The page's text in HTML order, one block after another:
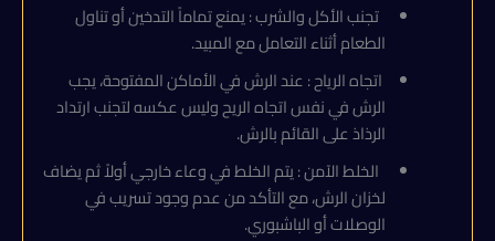
تجنب الأكل والشرب : يمنع تماماً التدخين أو تناول
الطعام أثناء التعامل مع المبيد.
اتجاه الرياح : عند الرش في الأماكن المفتوحة، يجب
الرش في نفس اتجاه الريح وليس عكسه لتجنب ارتداد
الرذاذ على القائم بالرش.
الخلط الآمن : يتم الخلط في وعاء خارجي أولاً ثم يضاف
لخزان الرش، مع التأكد من عدم وجود تسريب في
الوصلات أو الباشبوري.